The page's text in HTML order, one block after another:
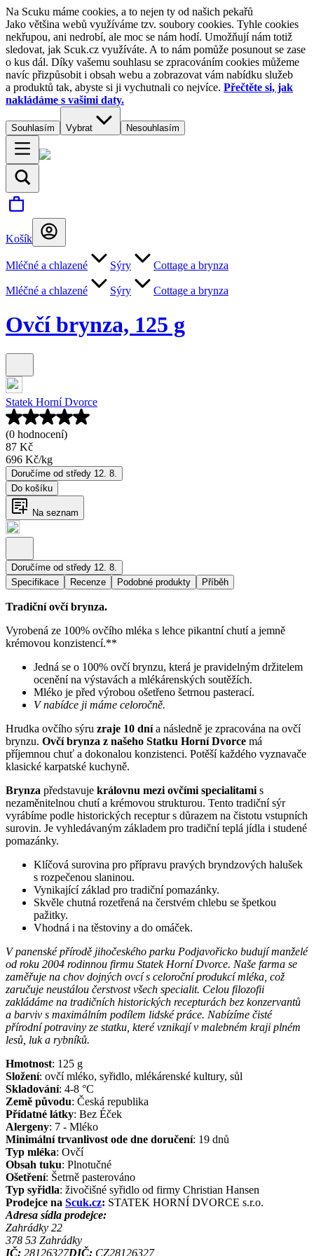
Na Scuku máme cookies, a to nejen ty od našich pekařů
Jako většina webů využíváme tzv. soubory cookies. Tyhle cookies
nekřupou, ani nedrobí, ale moc se nám hodí. Umožňují nám totiž
sledovat, jak Scuk.cz využíváte. A to nám pomůže posunout se zase
o kus dál. Díky vašemu souhlasu se zpracováním cookies můžeme
navíc přizpůsobit i obsah webu a zobrazovat vám nabídku služeb
a produktů tak, abyste si ji vychutnali co nejvíce. Přečtěte si, jak
nakládáme s vašimi daty.
Souhlasím Vybrat Nesouhlasím
Košík
Mléčné a chlazené Sýry Cottage a brynza
Mléčné a chlazené Sýry Cottage a brynza
Ovčí brynza, 125 g
Statek Horní Dvorce
(0 hodnocení)
87 Kč
696 Kč/kg
Doručíme od středy 12. 8.
Do košíku
Na seznam
Doručíme od středy 12. 8.
Specifikace
Recenze Podobné produkty Příběh
Tradiční ovčí brynza.
Vyrobená ze 100% ovčího mléka s lehce pikantní chutí a jemně
krémovou konzistencí.**
Jedná se o 100% ovčí brynzu, která je pravidelným držitelem
ocenění na výstavách a mlékárenských soutěžích.
Mléko je před výrobou ošetřeno šetrnou pasterací.
V nabídce ji máme celoročně.
Hrudka ovčího sýru zraje 10 dnía následně je zpracována na ovčí
brynzu. Ovčí brynza z našeho Statku Horní Dvorce má
příjemnou chuť a dokonalou konzistenci. Potěší každého vyznavače
klasické karpatské kuchyně.
Brynza představuje královnu mezi ovčími specialitami s
nezaměnitelnou chutí a krémovou strukturou. Tento tradiční sýr
vyrábíme podle historických receptur s důrazem na čistotu vstupních
surovin. Je vyhledávaným základem pro tradiční teplá jídla i studené
pomazánky.
Klíčová surovina pro přípravu pravých bryndzových halušek
s rozpečenou slaninou.
Vynikající základ pro tradiční pomazánky.
Skvěle chutná rozetřená na čerstvém chlebu se špetkou
pažitky.
Vhodná i na těstoviny a do omáček.
V panenské přírodě jihočeského parku Podjavořicko budují manželé
od roku 2004 rodinnou firmu Statek Horní Dvorce. Naše farma se
zaměřuje na chov dojných ovcí s celoroční produkcí mléka, což
zaručuje neustálou čerstvost všech specialit. Celou filozofii
zakládáme na tradičních historických recepturách bez konzervantů
a barviv s maximálním podílem lidské práce. Nabízíme čisté
přírodní potraviny ze statku, které vznikají v malebném kraji plném
lesů, luk a rybníků.
Hmotnost: 125 g
Složení: ovčí mléko, syřidlo, mlékárenské kultury, sůl
Skladování: 4-8 °C
Země původu: Česká republika
Přídatné látky: Bez Éček
Alergeny: 7 - Mléko
Minimální trvanlivost ode dne doručení: 19 dnů
Typ mléka: Ovčí
Obsah tuku: Plnotučné
Ošetření: Šetrně pasterováno
Typ syřidla: živočišné syřidlo od firmy Christian Hansen
Prodejce na Scuk.cz: STATEK HORNÍ DVORCE s.r.o.
Adresa sídla prodejce:
Zahrádky 22
378 53 Zahrádky
IČ: 28126327DIČ: CZ28126327